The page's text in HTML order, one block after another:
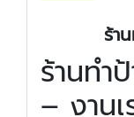
ร้า
ร้านทำ
– งาน